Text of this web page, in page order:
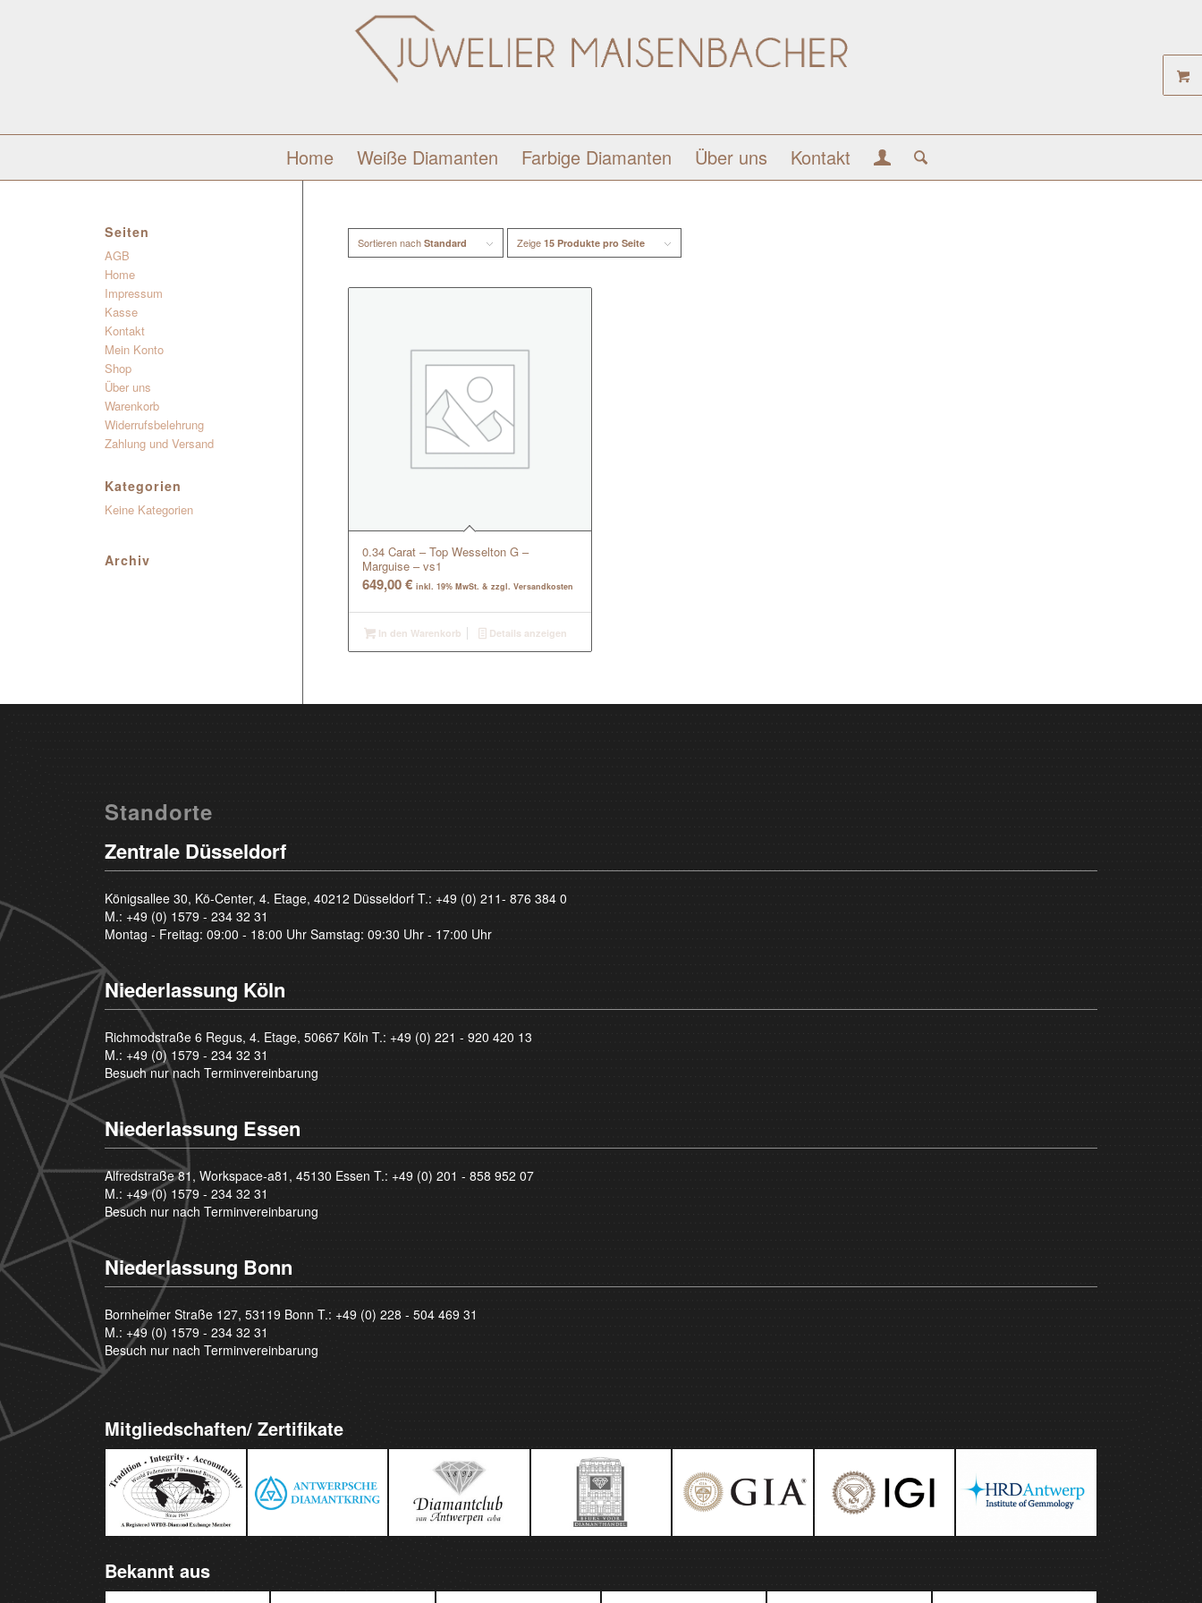
Home Weiße Diamanten Farbige Diamanten Über uns Kontakt
Sortieren nachStandard Zeige15 Produkte pro Seite
0.34 Carat – Top Wesselton G –
Marguise – vs1
649,00€ inkl. 19% MwSt. & zzgl. Versandkosten
In den Warenkorb Details anzeigen
Seiten
AGB
Home
Impressum
Kasse
Kontakt
Mein Konto
Shop
Über uns
Warenkorb
Widerrufsbelehrung
Zahlung und Versand
Kategorien
Keine Kategorien
Archiv
Standorte
Zentrale Düsseldorf
Königsallee 30, Kö-Center, 4. Etage, 40212 Düsseldorf T.: +49 (0) 211- 876 384 0
M.: +49 (0) 1579 - 234 32 31
Montag - Freitag: 09:00 - 18:00 Uhr Samstag: 09:30 Uhr - 17:00 Uhr
Niederlassung Köln
Richmodstraße 6 Regus, 4. Etage, 50667 Köln T.: +49 (0) 221 - 920 420 13
M.: +49 (0) 1579 - 234 32 31
Besuch nur nach Terminvereinbarung
Niederlassung Essen
Alfredstraße 81, Workspace-a81, 45130 Essen T.: +49 (0) 201 - 858 952 07
M.: +49 (0) 1579 - 234 32 31
Besuch nur nach Terminvereinbarung
Niederlassung Bonn
Bornheimer Straße 127, 53119 Bonn T.: +49 (0) 228 - 504 469 31
M.: +49 (0) 1579 - 234 32 31
Besuch nur nach Terminvereinbarung
Mitgliedschaften/ Zertifikate
Bekannt aus